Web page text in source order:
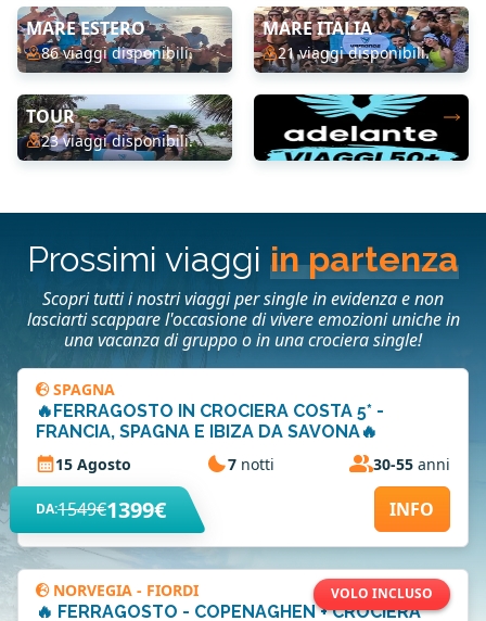
MARE ESTERO
86 viaggi disponibili.
MARE ITALIA
21 viaggi disponibili.
TOUR
23 viaggi disponibili.
Prossimi viaggi in partenza
Scopri tutti i nostri viaggi per single in evidenza e non
lasciarti scappare l'occasione di vivere emozioni uniche in
una vacanza di gruppo o in una crociera single!
SPAGNA
🔥FERRAGOSTO IN CROCIERA COSTA 5* -
FRANCIA, SPAGNA E IBIZA DA SAVONA🔥
15 Agosto
7 notti 30-55 anni
DA:1549€1399€ INFO
VOLO INCLUSO
NORVEGIA - FIORDI
🔥 FERRAGOSTO - COPENAGHEN + CROCIERA